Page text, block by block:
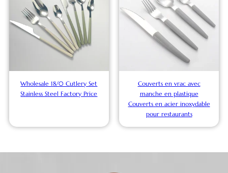
Wholesale 18/0 Cutlery Set
Stainless Steel Factory Price
Couverts en vrac avec
manche en plastique
Couverts en acier inoxydable
pour restaurants